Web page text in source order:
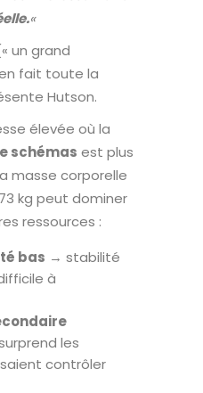
«
un grand
fait toute la
Hutson.
élevée où la
schémas est plus
masse corporelle
kg peut dominer
ressources :
bas → stabilité
à
les
contrôler